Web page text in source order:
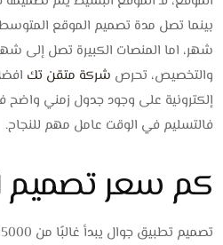
بينما تصل مدة تصميم الموقع
شهر، اما المنصات الكبيرة تصل إلى
والتخصيص، تحرص شركة متقن تك
إلكترونية على وجود جدول زمني واضح
فالتسليم في الوقت عامل مهم للنجاح.
كم سعر تصميم